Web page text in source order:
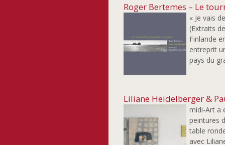
Roger Bertemes – Le
« Je vais
(Extraits
Finlande
entreprit
pays du
Liliane Heidelberger &
midi-Art a
peintures
table
avec